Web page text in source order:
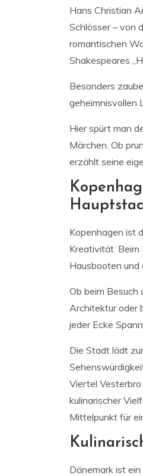
Hans Christian
Schlösser – von
romantischen
Shakespeares
Besonders
geheimnisvollen
Hier spürt man
Märchen. Ob
erzählt seine
Kopenhagen ist
Kreativität. Beim
Hausbooten
Ob beim Besuch
Architektur oder
jeder Ecke
Die Stadt lädt
Viertel
kulinarischer
Mittelpunkt für
Dänemark ist